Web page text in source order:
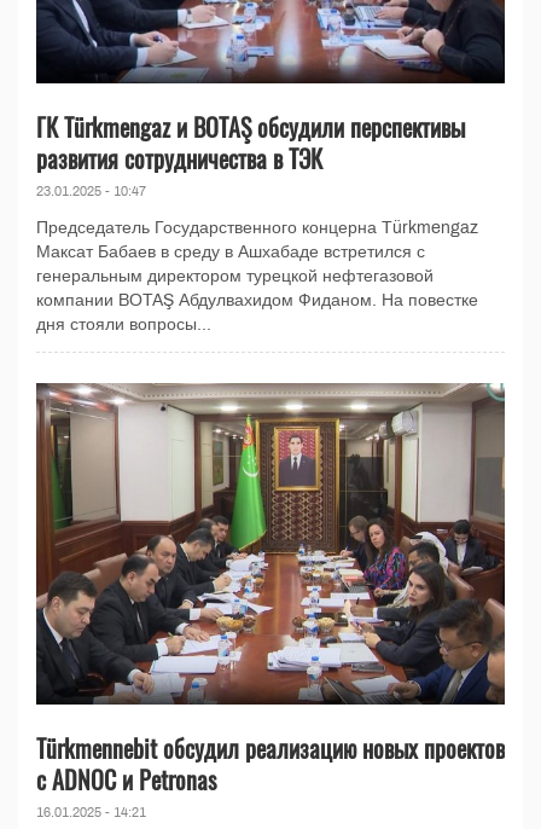
ГК Türkmengaz и BOTAŞ обсудили перспективы
развития сотрудничества в ТЭК
23.01.2025 - 10:47
Председатель Государственного концерна Türkmengaz
Максат Бабаев в среду в Ашхабаде встретился с
генеральным директором турецкой нефтегазовой
компании BOTAŞ Абдулвахидом Фиданом. На повестке
дня стояли вопросы...
Türkmennebit обсудил реализацию новых проектов
с ADNOC и Petronas
16.01.2025 - 14:21